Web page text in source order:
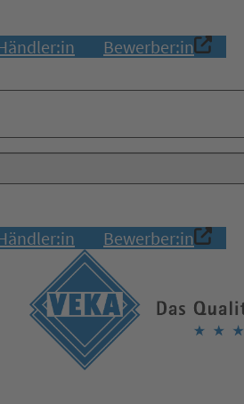
Bewerber:in
Bewerber:in